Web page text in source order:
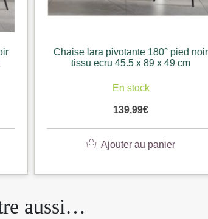
Chaise lara pivotante 180° pied noir
tissu ecru 45.5 x 89 x 49 cm
En stock
139,99€
Ajouter au panier
aussi…